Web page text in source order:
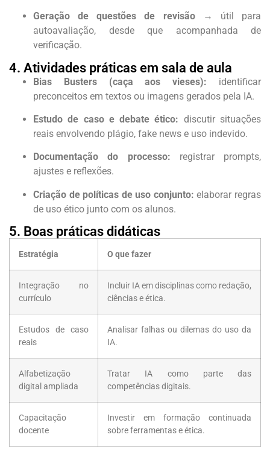
Geração de questões de revisão→ útil para
autoavaliação, desde que acompanhada de
verificação.
4. Atividades práticas em sala de aula
Bias Busters (caça aos vieses): identificar
preconceitos em textos ou imagens gerados pela IA.
Estudo de caso e debate ético: discutir situações
reais envolvendo plágio, fake news e uso indevido.
Documentação do processo: registrar prompts,
ajustes e reflexões.
Criação de políticas de uso conjunto: elaborar regras
de uso ético junto com os alunos.
5. Boas práticas didáticas
Estratégia O que fazer
Integração no
currículo
Incluir IA em disciplinas como redação,
ciências e ética.
Estudos de caso
reais
Analisar falhas ou dilemas do uso da
IA.
Alfabetização
digital ampliada
Tratar IA como parte das
competências digitais.
Capacitação
docente
Investir em formação continuada
sobre ferramentas e ética.